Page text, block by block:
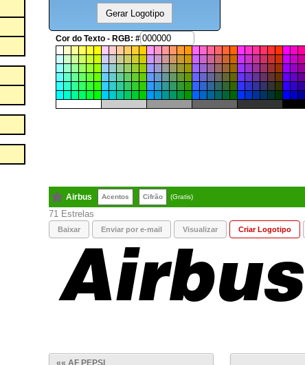
Cor do Texto - RGB: #
Airbus Acentos Cifrão (Gratis)
71
Baixar Enviar por e-mail Visualizar Criar Logotipo
«« AF PEPSI